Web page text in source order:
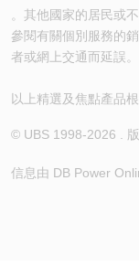
。其他國家的居民或
參閱有關個別服務的
者或網上交通而延誤。
以上精選及焦點產品
© UBS 1998-2026 .
信息由 DB Power